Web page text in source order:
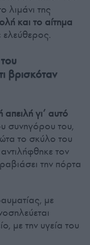
λιμάνι της
και το αίτημα
βρισκόταν
απειλή γι’ αυτό
συνηγόρου του,
το σκύλο του
τον
την πόρτα
με
με την υγεία του